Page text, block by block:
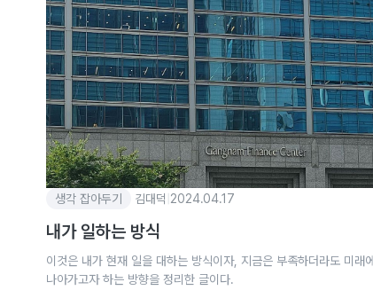
생각 잡아두기 김대덕 2024.04.17
내가 일하는 방식
이것은 내가 현재 일을 대하는 방식이자, 지금은 부족하더라도 미래에
나아가고자 하는 방향을 정리한 글이다.